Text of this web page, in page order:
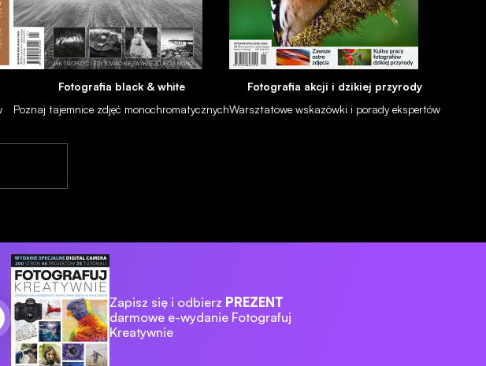
Fotografia black & white
Poznaj tajemnice zdjęć monochromatycznych
Fotografia akcji i dzikiej przyrody
Warsztatowe wskazówki i porady ekspertów
Zapisz się i odbierz PREZENT
darmowe e-wydanie Fotografuj
Kreatywnie